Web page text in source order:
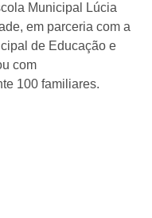
Municipal Lúcia
em parceria com a
de Educação e
com
100 familiares.